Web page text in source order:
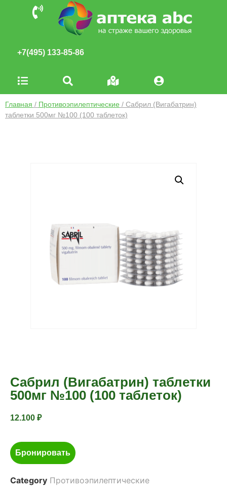
+7(495) 133-85-86
Главная / Противоэпилептические / Сабрил (Вигабатрин)
таблетки 500мг №100 (100 таблеток)
Сабрил (Вигабатрин) таблетки
500мг №100 (100 таблеток)
12.100 ₽
Бронировать
Category Противоэпилептические